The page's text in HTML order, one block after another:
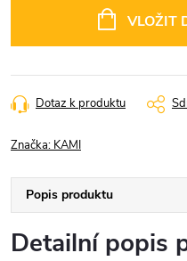
VLOŽIT
Dotaz k produktu
Značka: KAMI
Popis produktu
Detailní popis